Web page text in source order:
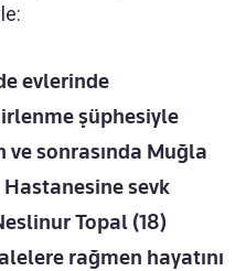
evlerinde
şüphesiyle
ve sonrasında Muğla
sevk
Topal (18)
rağmen hayatını